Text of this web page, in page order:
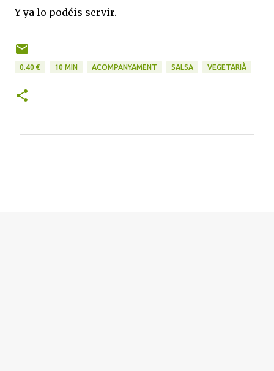
Y ya lo podéis servir.
0.40 € 10 MIN ACOMPANYAMENT SALSA VEGETARIÀ